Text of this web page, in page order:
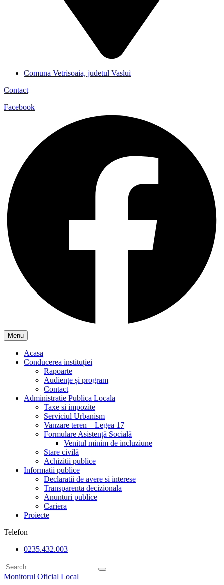
Comuna Vetrisoaia, judetul Vaslui
Contact
Facebook
Menu
Acasa
Conducerea instituției
Rapoarte
Audiențe și program
Contact
Administratie Publica Locala
Taxe si impozite
Serviciul Urbanism
Vanzare teren – Legea 17
Formulare Asistență Socială
Venitul minim de incluziune
Stare civilă
Achizitii publice
Informatii publice
Declaratii de avere si interese
Transparenta decizionala
Anunturi publice
Cariera
Proiecte
Telefon
0235.432.003
Monitorul Oficial Local